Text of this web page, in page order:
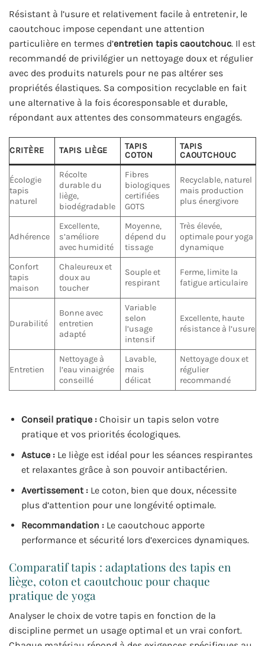
Résistant à l’usure et relativement facile à entretenir, le
caoutchouc impose cependant une attention
particulière en termes d’entretien tapis caoutchouc. Il est
recommandé de privilégier un nettoyage doux et régulier
avec des produits naturels pour ne pas altérer ses
propriétés élastiques. Sa composition recyclable en fait
une alternative à la fois écoresponsable et durable,
répondant aux attentes des consommateurs engagés.
CRITÈRE TAPIS LIÈGE
TAPIS
COTON
TAPIS
CAOUTCHOUC
Écologie
tapis
naturel
Récolte
durable du
liège,
biodégradable
Fibres
biologiques
certifiées
GOTS
Recyclable, naturel
mais production
plus énergivore
Adhérence
Excellente,
s’améliore
avec humidité
Moyenne,
dépend du
tissage
Très élevée,
optimale pour yoga
dynamique
Confort
tapis
maison
Chaleureux et
doux au
toucher
Souple et
respirant
Ferme, limite la
fatigue articulaire
Durabilité
Bonne avec
entretien
adapté
Variable
selon
l’usage
intensif
Excellente, haute
résistance à l’usure
Entretien
Nettoyage à
l’eau vinaigrée
conseillé
Lavable,
mais
délicat
Nettoyage doux et
régulier
recommandé
Conseil pratique :Choisir un tapis selon votre
pratique et vos priorités écologiques.
Astuce :Le liège est idéal pour les séances respirantes
et relaxantes grâce à son pouvoir antibactérien.
Avertissement :Le coton, bien que doux, nécessite
plus d’attention pour une longévité optimale.
Recommandation :Le caoutchouc apporte
performance et sécurité lors d’exercices dynamiques.
Comparatif tapis : adaptations des tapis en
liège, coton et caoutchouc pour chaque
pratique de yoga
Analyser le choix de votre tapis en fonction de la
discipline permet un usage optimal et un vrai confort.